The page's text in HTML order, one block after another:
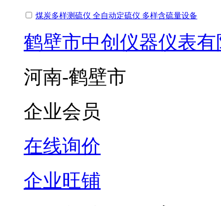
煤炭多样测硫仪 全自动定硫仪 多样含硫量设备
鹤壁市中创仪器仪表
河南-鹤壁市
企业会员
在线询价
企业旺铺